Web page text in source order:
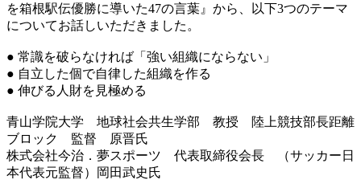
を箱根駅伝優勝に導いた47の言葉』から、以下3つのテーマ
についてお話しいただきました。
● 常識を破らなければ「強い組織にならない」
● 自立した個で自律した組織を作る
● 伸びる人財を見極める
青山学院大学 地球社会共生学部 教授 陸上競技部長距離
ブロック 監督 原晋氏
株式会社今治．夢スポーツ 代表取締役会長 （サッカー日
本代表元監督）岡田武史氏